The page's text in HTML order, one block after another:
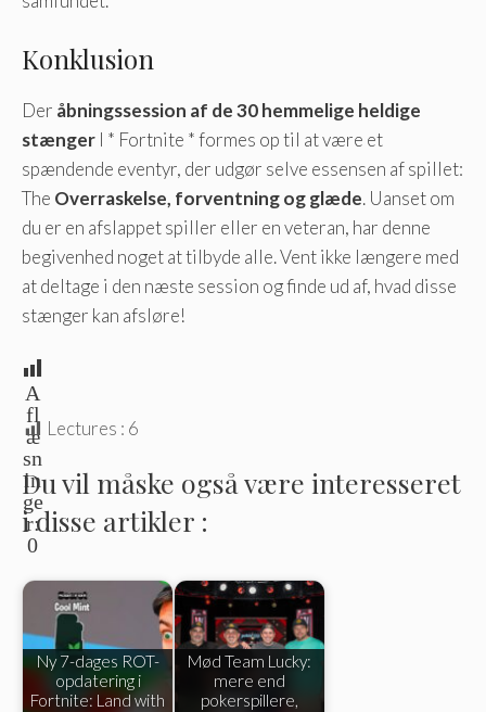
Konklusion
Der åbningssession af de 30 hemmelige heldige
stænger I * Fortnite * formes op til at være et
spændende eventyr, der udgør selve essensen af ​​spillet:
The Overraskelse, forventning og glæde. Uanset om
du er en afslappet spiller eller en veteran, har denne
begivenhed noget at tilbyde alle. Vent ikke længere med
at deltage i den næste session og finde ud af, hvad disse
stænger kan afsløre!
A
fl
æ
sn
in
ge
r:
0
Lectures : 6
Du vil måske også være interesseret
i disse artikler :
Ny 7-dages ROT-
opdatering i
Fortnite: Land with
Mød Team Lucky:
mere end
pokerspillere,